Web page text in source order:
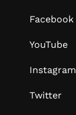
Facebook
YouTube
Instagram
Twitter